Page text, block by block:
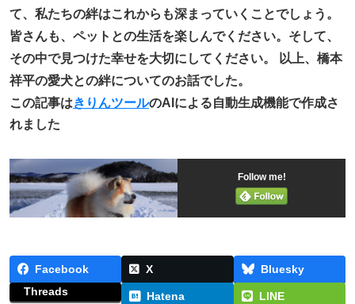
て、私たちの絆はこれからも深まっていくことでしょう。
皆さんも、ペットとの生活を楽しんでください。そして、
その中で見つけた幸せを大切にしてください。 以上、橋本
祥平の愛犬との絆についてのお話でした。
この記事はきりんツールのAIによる自動生成機能で作成さ
れました
Follow me!
Facebook X
Bluesky
Threads
Hatena LINE